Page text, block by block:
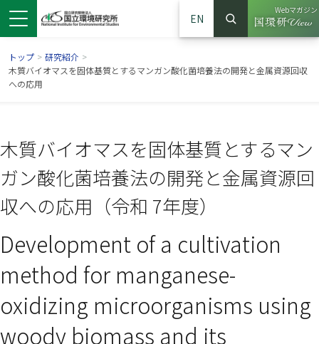
ドウで開きます）
ンドウで開きます）
ウインドウで開きます）
EN
サイト内検索
検索
Webマガジン
（別ウイ
トップ > 研究紹介 >
木質バイオマスを固体基質とするマンガン酸化菌培養法の開発と金属資源回収
への応用
木質バイオマスを固体基質とするマン
ガン酸化菌培養法の開発と金属資源回
収への応用（令和 7年度）
Development of a cultivation
method for manganese-
oxidizing microorganisms using
woody biomass and its